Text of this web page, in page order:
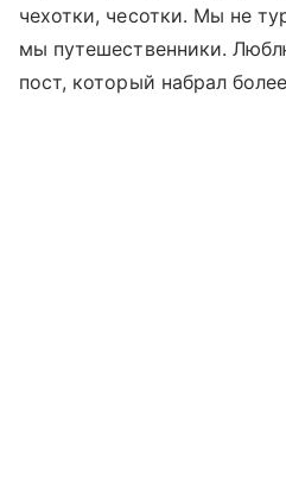
чехотки, чесотки. Мы не
мы путешественники.
пост, который набрал